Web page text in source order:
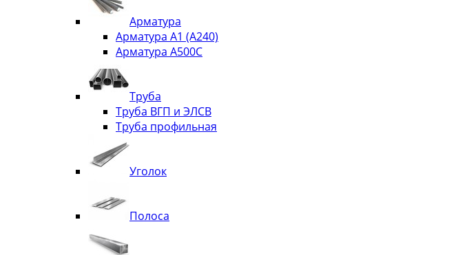
Арматура
Арматура А1 (А240)
Арматура А500С
Труба
Труба ВГП и ЭЛСВ
Труба профильная
Уголок
Полоса